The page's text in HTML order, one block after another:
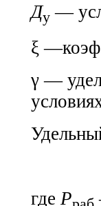
Ду —
ξ
γ —
где Р